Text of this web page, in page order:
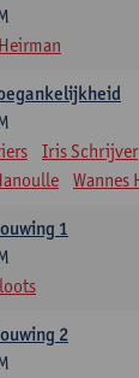
Iris Schrijver
Wannes
1
2